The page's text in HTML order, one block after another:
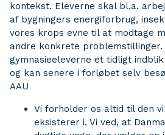
kontekst. Eleverne skal bl.a.
af bygningers energiforbrug,
vores krops evne til at modtage
andre konkrete problemstillinger.
gymnasieeleverne et tidligt
og kan senere i forløbet selv
AAU
Vi forholder os altid til den
eksisterer i. Vi ved, at